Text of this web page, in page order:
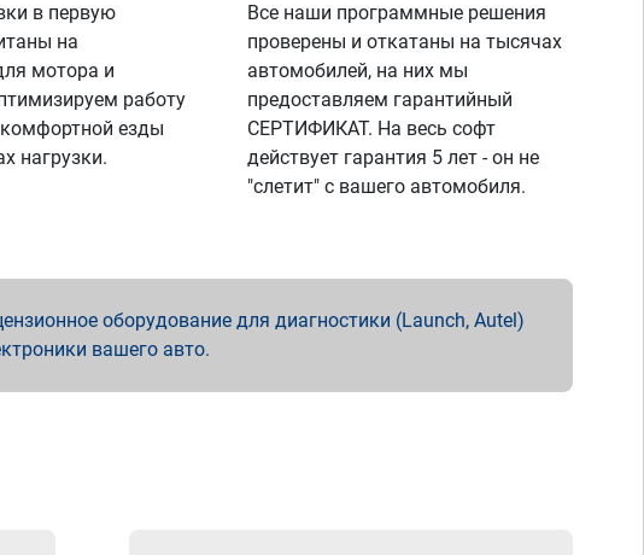
в первую
на
мотора и
работу
езды
нагрузки.
Все наши программные решения
проверены и откатаны на тысячах
автомобилей, на них мы
предоставляем гарантийный
СЕРТИФИКАТ. На весь софт
действует гарантия 5 лет - он не
"слетит" с вашего автомобиля.
оборудование для диагностики (Launch, Autel)
вашего авто.